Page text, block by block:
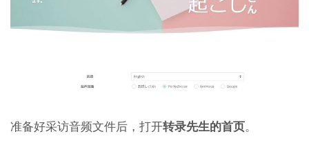
准备好采访音频文件后，打开转录先生的首页。